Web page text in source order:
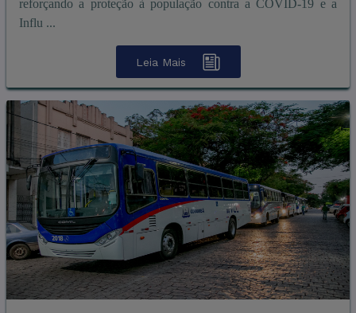
reforçando a proteção à população contra a COVID-19 e a
Influ ...
Leia Mais